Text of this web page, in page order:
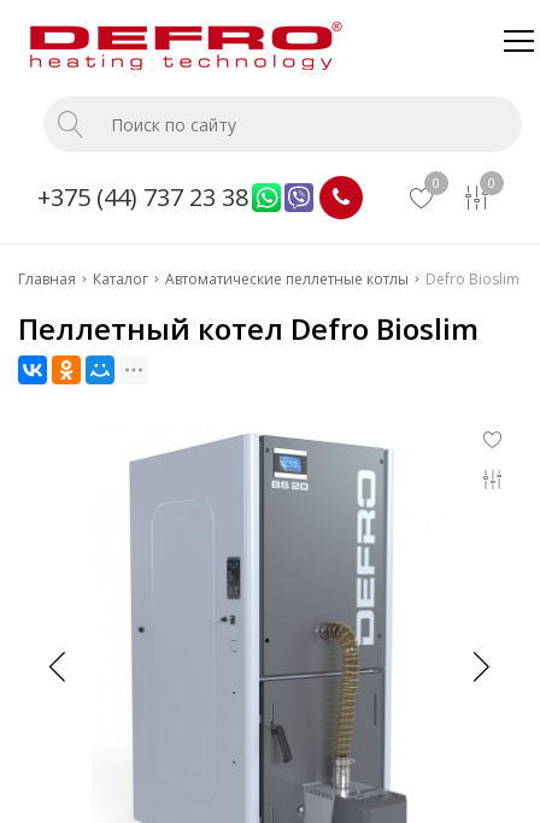
+375 (44) 737 23 38 0 0
О компании
Монтаж
Прайс
Главная Каталог Автоматические пеллетные котлы Defro Bioslim
Пеллетный котел Defro Bioslim